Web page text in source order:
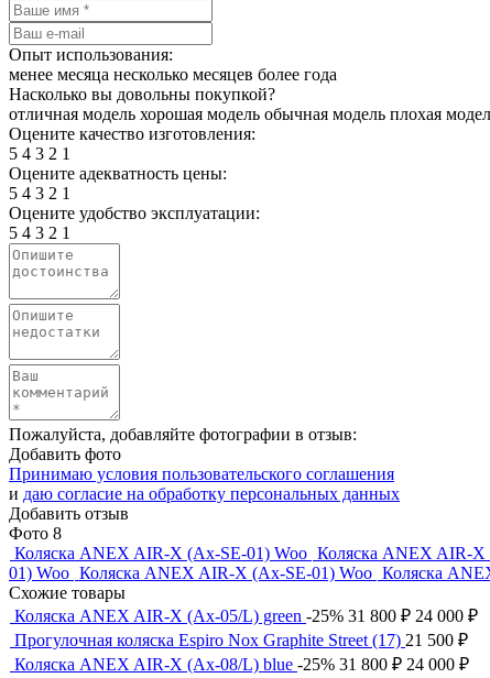
Опыт использования:
менее месяца несколько месяцев более года
Насколько вы довольны покупкой?
отличная модель хорошая модель обычная модель плохая
Оцените качество изготовления:
5 4 3 2 1
Оцените адекватность цены:
5 4 3 2 1
Оцените удобство эксплуатации:
5 4 3 2 1
Пожалуйста, добавляйте фотографии в отзыв:
Добавить фото
Принимаю условия пользовательского соглашения
и даю согласие на обработку персональных данных
Добавить отзыв
Фото 8
Коляска ANEX AIR-X (Ax-SE-01) Woo Коляска ANEX AIR-X
01) Woo Коляска ANEX AIR-X (Ax-SE-01) Woo Коляска
Схожие товары
Коляска ANEX AIR-X (Ax-05/L) green -25% 31 800 ₽ 24 000 ₽
Прогулочная коляска Espiro Nox Graphite Street (17) 21 500 ₽
Коляска ANEX AIR-X (Ax-08/L) blue -25% 31 800 ₽ 24 000 ₽